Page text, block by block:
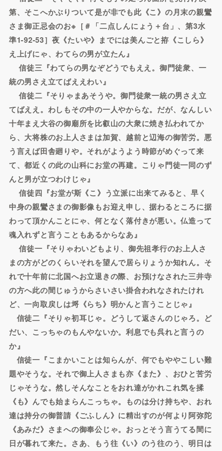
第、そこへかぶりついて是が非でも此《こ》の月末の親鸞
さま御正忌会のお※［＃「二点しんにょう＋台」、第3水
準1-92-53］夜《たいや》までには美んごと拵《こしら》
え上げにゃ、わてらの男が立たん』
信徒三『わてらの男なぞどうでもええ。御門徒衆、一
統の男さえ立てばええわい』
信徒二『そりゃまあそうや。御門徒衆一統の男さえ立
てばええ。わしもその中の一人やからな。だが、なんしい
十年まえ大谷の御廟所を比叡山の大衆に焼き払われてか
ら、大将株のお上人さまは加賀、越前と辺海の御苦労。悪
う言えば田舎廻りや。それがようよう時節がめぐって来
て、都近くの此の山科にお堂の再建。こりゃ門徒一同のず
んと男が立つわけじゃ』
信徒四『お堂が斯《こ》う立派に出来てみると、早く
中身の親鸞さまの御影像もお迎え申し、据わるところに据
わって頂かんことにゃ、何となく落付きが悪い。仏造って
魂入れずと言うこともあるからなあ』
信徒一『そりゃわいどもより、御先祖孝行のお上人さ
まの方がどのくらいそれを望んで居らりょうか知れん。そ
れで十年前に北国へお立退きの際、お預けなされた三井寺
の方へ此の間じゅうからさいさい掛合われなされたけれ
ど、一向取戻しは埒《らち》明かんと言うことじゃ』
信徒二『そりゃ初耳じゃ。どうして返さんのじゃろ。ど
だい、こっちゃのもんやないか。利息でも呉れと言うの
か』
信徒一『こまかいことは知らんが、何でもややこしい難
題やそうな。それで御上人さまも亦《また》、おひと苦労
じゃそうな。然しそんなことをおれ達がかれこれ気を揉
《も》んでも始まらんこっちゃ。ものは分け持ちや、おれ
達は持分の御普請《ごふしん》に精出すのが何より阿弥陀
《あみだ》さまへの御奉公じゃ。おっとそう言うてる間に
日が暮れて来た。さあ、もう往《い》のう往のう、明日は